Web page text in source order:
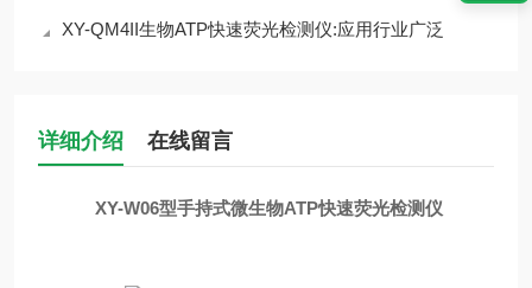
XY-QM4II生物ATP快速荧光检测仪:应用行业广泛
详细介绍 在线留言
XY-W06型手持式微生物ATP快速荧光检测仪